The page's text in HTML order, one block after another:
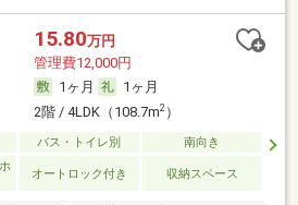
15.80万円
管理費12,000円
1ヶ月
1ヶ月
2階 / 4LDK（108.7m2）
バス・トイレ別
南向き
オートロック付き 収納スペース